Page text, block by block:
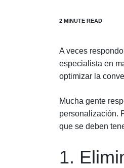
A veces
especialista en
optimizar la
Mucha gente
personalización.
que se deben
1.